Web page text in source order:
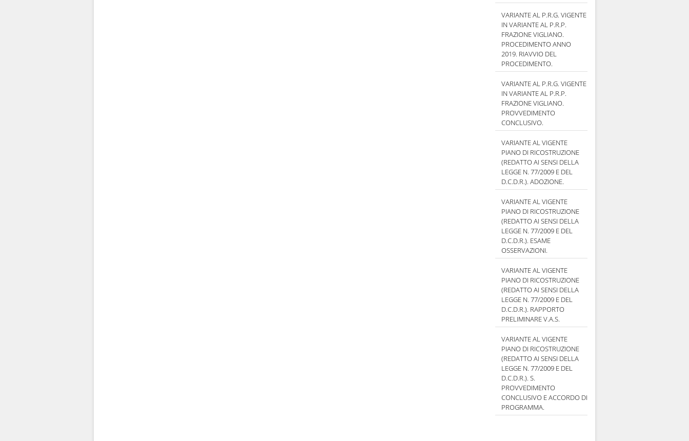
VARIANTE AL P.R.G. VIGENTE
IN VARIANTE AL P.R.P.
FRAZIONE VIGLIANO.
PROCEDIMENTO ANNO
2019. RIAVVIO DEL
PROCEDIMENTO.
VARIANTE AL P.R.G. VIGENTE
IN VARIANTE AL P.R.P.
FRAZIONE VIGLIANO.
PROVVEDIMENTO
CONCLUSIVO.
VARIANTE AL VIGENTE
PIANO DI RICOSTRUZIONE
(REDATTO AI SENSI DELLA
LEGGE N. 77/2009 E DEL
D.C.D.R.). ADOZIONE.
VARIANTE AL VIGENTE
PIANO DI RICOSTRUZIONE
(REDATTO AI SENSI DELLA
LEGGE N. 77/2009 E DEL
D.C.D.R.). ESAME
OSSERVAZIONI.
VARIANTE AL VIGENTE
PIANO DI RICOSTRUZIONE
(REDATTO AI SENSI DELLA
LEGGE N. 77/2009 E DEL
D.C.D.R.). RAPPORTO
PRELIMINARE V.A.S.
VARIANTE AL VIGENTE
PIANO DI RICOSTRUZIONE
(REDATTO AI SENSI DELLA
LEGGE N. 77/2009 E DEL
D.C.D.R.). S.
PROVVEDIMENTO
CONCLUSIVO E ACCORDO DI
PROGRAMMA.